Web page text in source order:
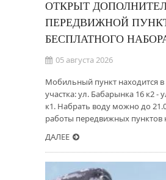
ОТКРЫТ
ПЕРЕДВИЖНОЙ
БЕСПЛАТНОГО
05 августа 2026
Мобильный пункт находится в
участка: ул. Бабарынка 16 к2 -
к1. Набрать воду можно до
работы передвижных пунктов
ДАЛЕЕ